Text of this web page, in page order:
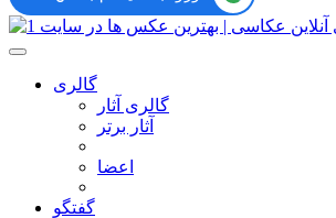
گالری
گالری آثار
آثار برتر
اعضا
گفتگو